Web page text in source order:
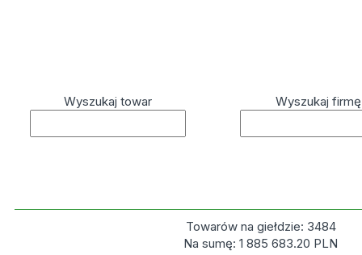
Wyszukaj towar Wyszukaj firmę
Towarów na giełdzie: 3484
Na sumę:1 885 683.20 PLN